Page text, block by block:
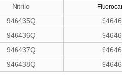
Nitrilo
946435Q
946436Q
946437Q
946438Q